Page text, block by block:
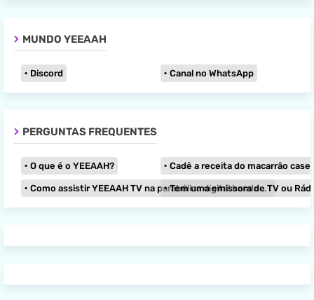
MUNDO YEEAAH
Discord Canal no WhatsApp
PERGUNTAS FREQUENTES
O que é o YEEAAH? Cadê a receita do macarrão caseiro
Como assistir YEEAAH TV na parabólica digital banda KU?
Tem uma emissora de TV ou Rádio